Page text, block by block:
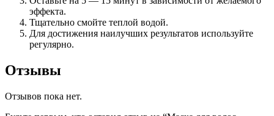
эффекта.
Тщательно смойте теплой водой.
Для достижения наилучших результатов используйте
регулярно.
Отзывы
Отзывов пока нет.